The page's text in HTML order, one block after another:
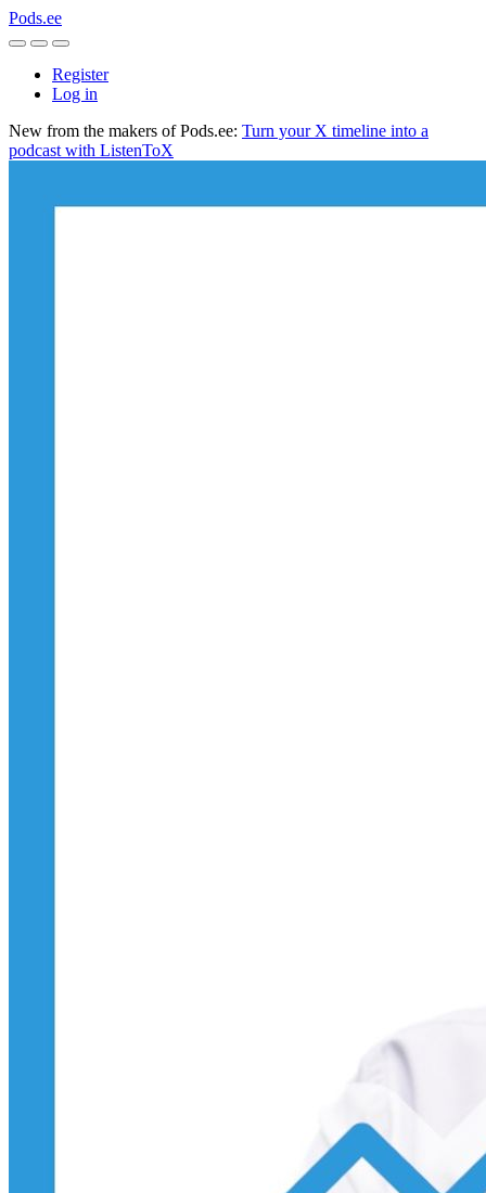
Pods.ee
Register
Log in
New from the makers of Pods.ee: Turn your X timeline into a
podcast with ListenToX